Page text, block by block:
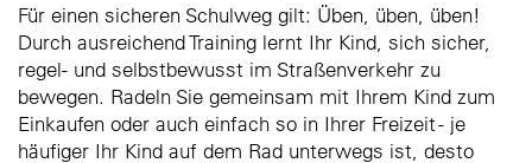
Für einen sicheren Schulweg gilt: Üben, üben, üben!
Durch ausreichend Training lernt Ihr Kind, sich sicher,
regel- und selbstbewusst im Straßenverkehr zu
bewegen. Radeln Sie gemeinsam mit Ihrem Kind zum
Einkaufen oder auch einfach so in Ihrer Freizeit - je
häufiger Ihr Kind auf dem Rad unterwegs ist, desto